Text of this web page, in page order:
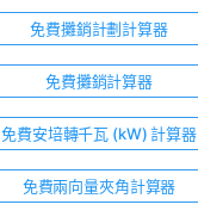
免費攤銷計劃計算器
免費攤銷計算器
免費安培轉千瓦 (kW) 計算器
免費兩向量夾角計算器